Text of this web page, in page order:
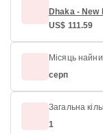
Dhaka - New
US$ 111.59
Місяць
серп
Загальна
1